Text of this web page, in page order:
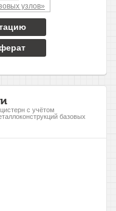
с учётом
базовых